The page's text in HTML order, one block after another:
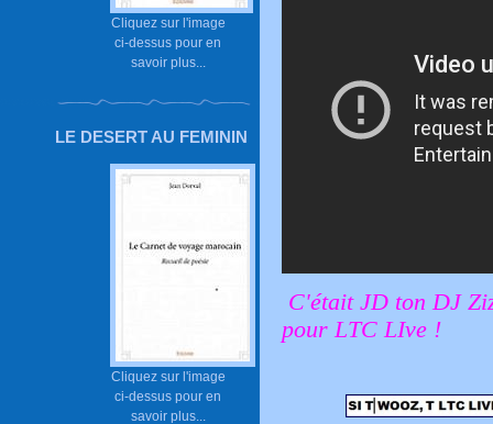
Cliquez sur l'image
ci-dessus pour en
savoir plus...
LE DESERT AU FEMININ
Cliquez sur l'image
ci-dessus pour en
savoir plus...
C'était JD ton DJ
pour LTC LIve !